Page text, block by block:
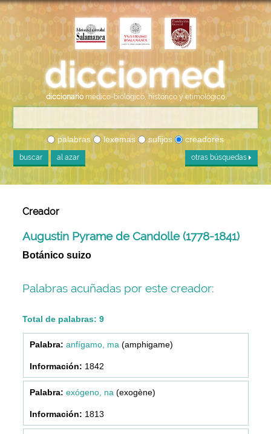
diccionario médico-biológico, histórico y etimológico
palabras lexemas sufijos creadores
buscar al azar otras búsquedas
Creador
Augustin Pyrame de Candolle (1778-1841)
Botánico suizo
Palabras acuñadas por este creador:
Total de palabras: 9
anfígamo, ma (amphigame)
1842
exógeno, na (exogène)
1813